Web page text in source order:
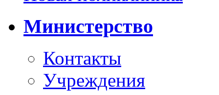
Министерство
Контакты
Учреждения